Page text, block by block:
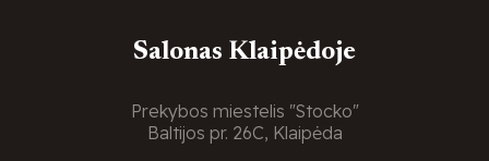
Salonas Klaipėdoje
Prekybos miestelis "Stocko"
Baltijos pr. 26C, Klaipėda